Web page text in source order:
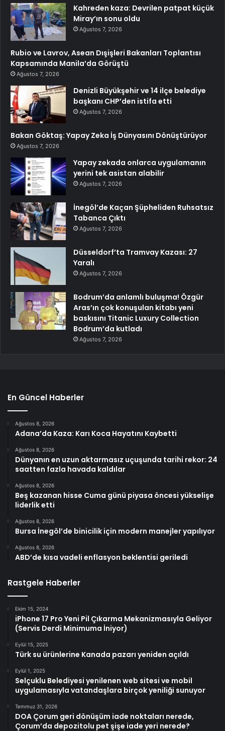
Kahreden kaza: Devrilen patpat küçük
Miray’ın sonu oldu
Ağustos 7, 2026
Rubio ve Lavrov, Asean Dışişleri Bakanları Toplantısı
Kapsamında Manila’da Görüştü
Ağustos 7, 2026
Denizli Büyükşehir ve 14 ilçe belediye
başkanı CHP’den istifa etti
Ağustos 7, 2026
Bakan Göktaş: Yapay Zeka İş Dünyasını Dönüştürüyor
Ağustos 7, 2026
Yapay zekada onlarca uygulamanın
yerini tek asistan alabilir
Ağustos 7, 2026
İnegöl’de Kaçan Şüpheliden Ruhsatsız
Tabanca Çıktı
Ağustos 7, 2026
Düsseldorf’ta Tramvay Kazası: 27
Yaralı
Ağustos 7, 2026
Bodrum’da anlamlı buluşma! Özgür
Aras’ın çok konuşulan kitabı yeni
baskısını Titanic Luxury Collection
Bodrum’da kutladı
Ağustos 7, 2026
En Güncel Haberler
Ağustos 8, 2026
Adana’da Kaza: Karı Koca Hayatını Kaybetti
Ağustos 8, 2026
Dünyanın en uzun aktarmasız uçuşunda tarihi rekor: 24
saatten fazla havada kaldılar
Ağustos 8, 2026
Beş kazanan hisse Cuma günü piyasa öncesi yükselişe
liderlik etti
Ağustos 8, 2026
Bursa İnegöl’de binicilik için modern manejler yapılıyor
Ağustos 8, 2026
ABD’de kısa vadeli enflasyon beklentisi geriledi
Rastgele Haberler
Ekim 15, 2024
iPhone 17 Pro Yeni Pil Çıkarma Mekanizmasıyla Geliyor
(Servis Derdi Minimuma İniyor)
Eylül 15, 2025
Türk su ürünlerine Kanada pazarı yeniden açıldı
Eylül 1, 2025
Selçuklu Belediyesi yenilenen web sitesi ve mobil
uygulamasıyla vatandaşlara birçok yeniliği sunuyor
Temmuz 31, 2026
DOA Çorum geri dönüşüm iade noktaları nerede,
Çorum’da depozitolu pet şişe iade yeri nerede?